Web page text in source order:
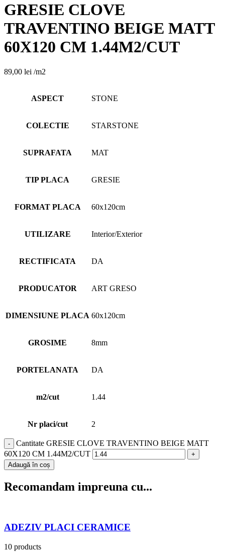
GRESIE CLOVE
TRAVENTINO BEIGE MATT
60X120 CM 1.44M2/CUT
89,00 lei /m2
ASPECT STONE
COLECTIE STARSTONE
SUPRAFATA MAT
TIP PLACA GRESIE
FORMAT PLACA 60x120cm
UTILIZARE Interior/Exterior
RECTIFICATA DA
PRODUCATOR ART GRESO
DIMENSIUNE PLACA 60x120cm
GROSIME 8mm
PORTELANATA DA
m2/cut 1.44
Nr placi/cut 2
Cantitate GRESIE CLOVE TRAVENTINO BEIGE MATT
60X120 CM 1.44M2/CUT
Adaugă în coș
Recomandam impreuna cu...
ADEZIV PLACI CERAMICE
10 products